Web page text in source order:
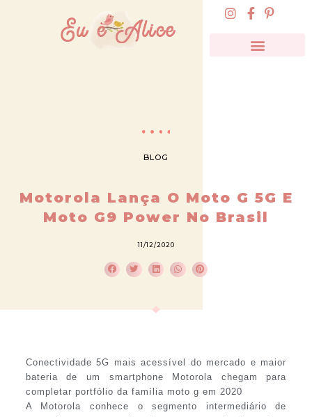
BLOG
Motorola Lança O Moto G 5G E
Moto G9 Power No Brasil
11/12/2020
Conectividade 5G mais acessível do mercado e maior
bateria de um smartphone Motorola chegam para
completar portfólio da família moto g em 2020
A Motorola conhece o segmento intermediário de